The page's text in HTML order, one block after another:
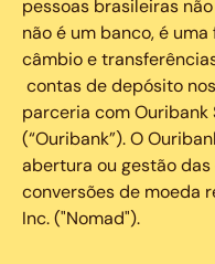
pessoas brasileiras
não é um banco, é
câmbio e
contas de depósito
parceria com Ouribank
(“Ouribank”). O
abertura ou gestão
conversões de moeda
Inc. ("Nomad").